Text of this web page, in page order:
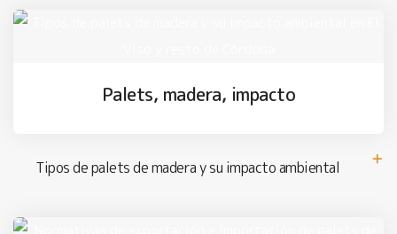
Palets, madera, impacto
Tipos de palets de madera y su impacto ambiental